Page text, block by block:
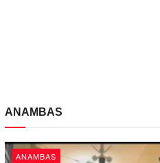
ANAMBAS
ANAMBAS